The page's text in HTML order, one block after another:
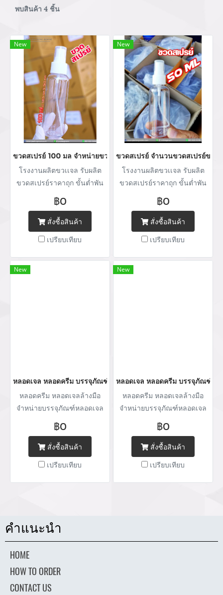
พบสินค้า 4 ชิ้น
New
ขวดสเปรย์ 100 มล จำหน่ายขวดสเปรย์ขวดหัวปั้มราคาส่ง บริการผลิ
โรงงานผลิตขวเเจล รับผลิต
ขวดสเปรย์ราคาถุก ขั้นต่ำพัน
ชิ้น จำหน่ายขวดใส่แอลกอฮอล์
พร้อมบริการฮอตแสตมป์เคทอง
เคเงินโลโก้ภายใต้แบรนด์ลูกค้า
บริการออกแบบผโลโลโก้
ออกแบบกล่อง ผลิตกล่องสินค้า
กล่องแป้งฝุ่น กล่องครีม กล่อง
กระดาษ จำหน่ายบรรจุภัณฑ์
฿0
สั่งซื้อสินค้า
เปรียบเทียบ
New
ขวดสเปรย์ จำนวนขวดสเปรย์ขวด
โรงงานผลิตขวเเจล รับผลิต
ขวดสเปรย์ราคาถุก ขั้นต่ำพัน
ชิ้น จำหน่ายขวดใส่แอลกอฮอล์
พร้อมบริการฮอตแสตมป์เคทอง
เคเงินโลโก้ภายใต้แบรนด์ลูกค้า
บริการออกแบบผโลโลโก้
ออกแบบกล่อง ผลิตกล่องสินค้า
กล่องแป้งฝุ่น กล่องครีม กล่อง
กระดาษ จำหน่ายบรรจุภัณฑ์
฿0
สั่งซื้อสินค้า
เปรียบเทียบ
New
หลอดเจล หลอดครีม บรรจุภัณฑ์หลอดเจลล้างมือ หลอดครีมกันแดด
หลอดครีม หลอดเจลล้างมือ
จำหน่ายบรรจุภัณฑ์หลอดเจล
ล้างมือ มีตั้งแต่หลอดครีมสาม
ชั้นไปจนถึงเจ็ดชั้น ฮอตแส
ตมป์เคทอง เคเงินโลโก้ภายใต้
แบรนด์ลูกค้าบริการออกแบบผ
โลโลโก้ ออกแบบกล่อง ผลิต
กล่องสินค้า กล่องแป้งฝุ่น กล่อง
506-105 Mobile: 083 828
9246 Email:
marketing@packingroom.com/
sale@packingroom.com/
฿0
สั่งซื้อสินค้า
เปรียบเทียบ
New
หลอดเจล หลอดครีม บรรจุภัณฑ์ห
หลอดครีม หลอดเจลล้างมือ
จำหน่ายบรรจุภัณฑ์หลอดเจล
ล้างมือ มีตั้งแต่หลอดครีมสาม
ชั้นไปจนถึงเจ็ดชั้น ฮอตแส
ตมป์เคทอง เคเงินโลโก้ภายใต้
แบรนด์ลูกค้าบริการออกแบบผ
โลโลโก้ ออกแบบกล่อง ผลิต
กล่องสินค้า กล่องแป้งฝุ่น กล่อง
9246 Email:
฿0
สั่งซื้อสินค้า
เปรียบเทียบ
คำแนะนำ
HOME
HOW TO ORDER
CONTACT US